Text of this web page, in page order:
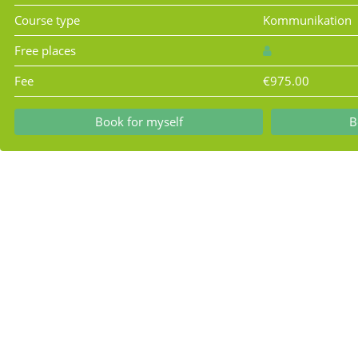
Course type
Kommunikation
Free places
Fee
€975.00
Book for myself